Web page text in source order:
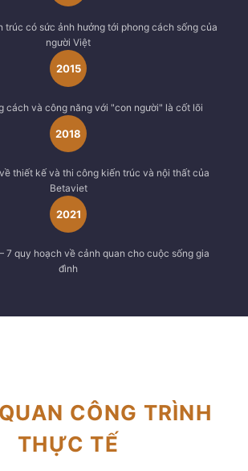
trúc có sức ảnh hưởng tới phong cách sống của
người Việt
2015
cách và công năng với "con người" là cốt lõi
2018
thiết kế và thi công kiến trúc và nội thất của
Betaviet
2021
quy hoạch về cảnh quan cho cuộc sống gia
đình
CÔNG TRÌNH
THỰC TẾ